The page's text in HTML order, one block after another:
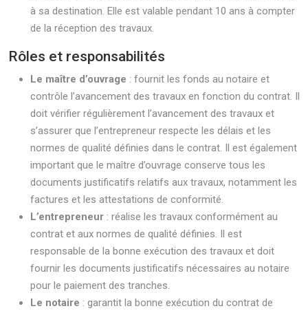
à sa destination. Elle est valable pendant 10 ans à compter
de la réception des travaux.
Rôles et responsabilités
Le maître d’ouvrage : fournit les fonds au notaire et
contrôle l’avancement des travaux en fonction du contrat. Il
doit vérifier régulièrement l’avancement des travaux et
s’assurer que l’entrepreneur respecte les délais et les
normes de qualité définies dans le contrat. Il est également
important que le maître d’ouvrage conserve tous les
documents justificatifs relatifs aux travaux, notamment les
factures et les attestations de conformité.
L’entrepreneur : réalise les travaux conformément au
contrat et aux normes de qualité définies. Il est
responsable de la bonne exécution des travaux et doit
fournir les documents justificatifs nécessaires au notaire
pour le paiement des tranches.
Le notaire : garantit la bonne exécution du contrat de